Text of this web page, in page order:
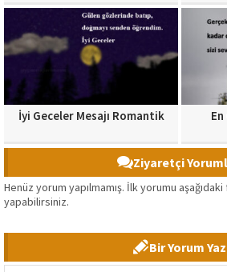
İyi Geceler Mesajı Romantik
Ziyaretçi
Henüz yorum yapılmamış. İlk yorumu aşağıdaki
yapabilirsiniz.
Bir Yorum Yaz